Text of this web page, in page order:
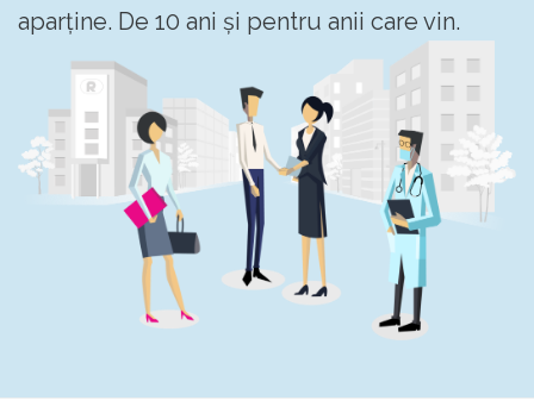
aparține. De 10 ani și pentru anii care vin.